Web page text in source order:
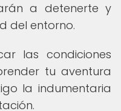
a detenerte y
del entorno.
las condiciones
tu aventura
la indumentaria